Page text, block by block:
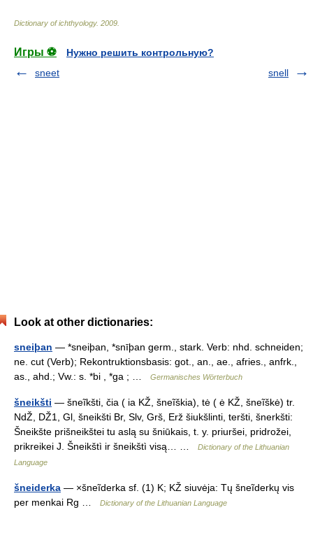
Dictionary of ichthyology. 2009
Игры ⚽
Нужно решить контрольную?
sneet
snell
Look at other dictionaries:
sneiþan — *sneiþan, *snīþan germ., stark. Verb: nhd. schneiden;
ne. cut (Verb); Rekontruktionsbasis: got., an., ae., afries., anfrk.,
as., ahd.; Vw.: s. *bi , *ga ; …
Germanisches Wörterbuch
šneikšti — šneĩkšti, čia ( ia KŽ, šneĩškia), tė ( ė KŽ, šneĩškė) tr.
NdŽ, DŽ1, Gl, šneikšti Br, Slv, Grš, Erž šiukšlinti, teršti, šnerkšti:
Šneikšte prišneikštei tu aslą su šniūkais, t. y. priuršei, pridrožei,
prikreikei J. Šneikštì ir šneikštì visą… …
Dictionary of the Lithuanian
Language
šneiderka — ×šneĩderka sf. (1) K; KŽ siuvėja: Tų šneĩderkų vis
per menkai Rg …
Dictionary of the Lithuanian Language